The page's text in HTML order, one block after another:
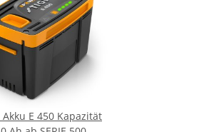
Akku E 450 Kapazität